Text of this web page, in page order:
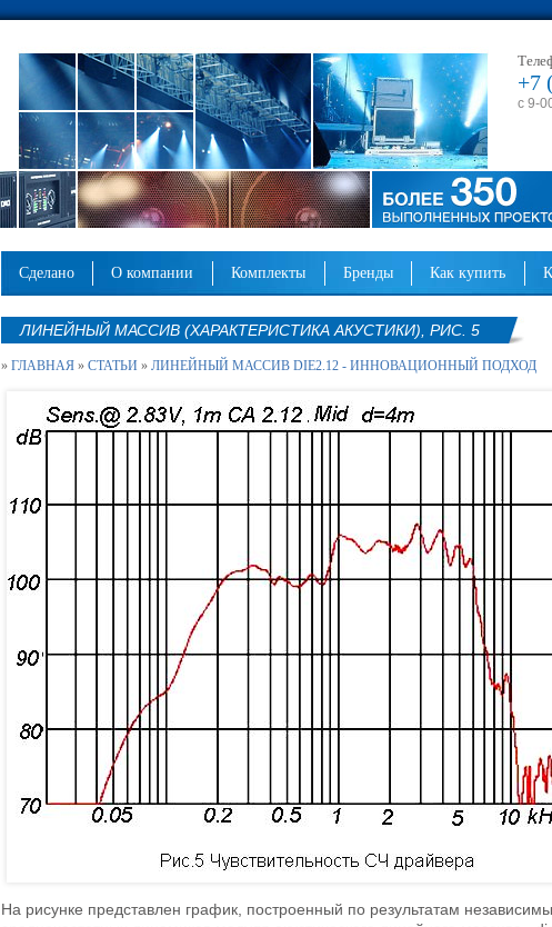
+7
с 9-
сделано о компании комплекты бренды как купить
ЛИНЕЙНЫЙ МАССИВ (ХАРАКТЕРИСТИКА АКУСТИКИ), РИС. 5
» ГЛАВНАЯ» СТАТЬИ » ЛИНЕЙНЫЙ МАССИВ DIE2.12 - ИННОВАЦИОННЫЙ ПОДХОД
На рисунке представлен график, построенный по результатам